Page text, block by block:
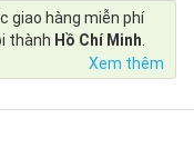
giao hàng miễn phí
thành Hồ Chí Minh.
Xem thêm